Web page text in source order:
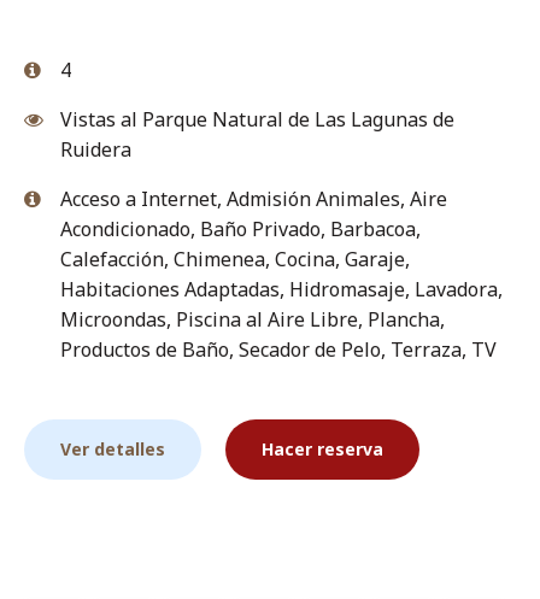
4
Vistas al Parque Natural de Las Lagunas de
Ruidera
Acceso a Internet, Admisión Animales, Aire
Acondicionado, Baño Privado, Barbacoa,
Calefacción, Chimenea, Cocina, Garaje,
Habitaciones Adaptadas, Hidromasaje, Lavadora,
Microondas, Piscina al Aire Libre, Plancha,
Productos de Baño, Secador de Pelo, Terraza, TV
Ver detalles Hacer reserva